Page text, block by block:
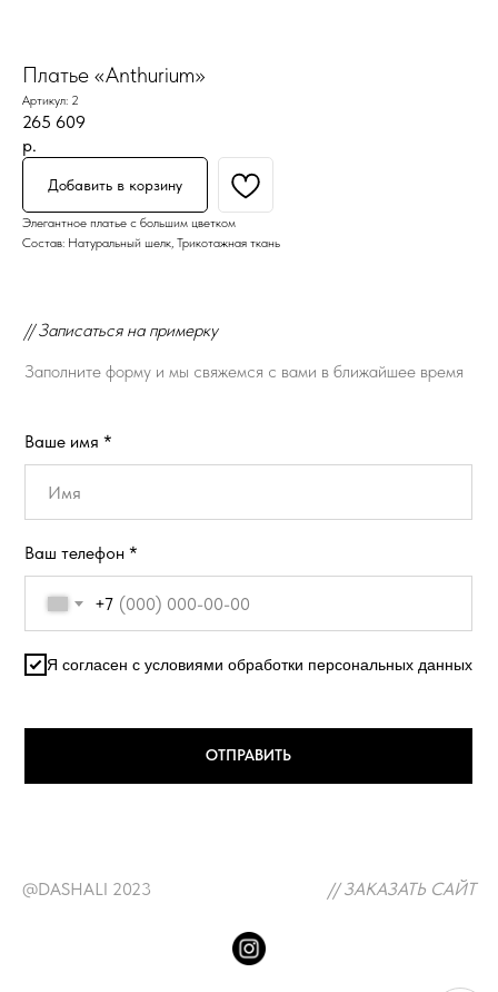
Платье «Anthurium»
Артикул: 2
265 609
р.
Добавить в корзину
Элегантное платье с большим цветком
Состав: Натуральный шелк, Трикотажная ткань
// Записаться на примерку
Ваше имя *
Ваш телефон *
ОТПРАВИТЬ
+7
Я согласен с условиями обработки персональных данных
Заполните форму и мы свяжемся с вами в ближайшее время
@DASHALI 2023 // ЗАКАЗАТЬ САЙТ